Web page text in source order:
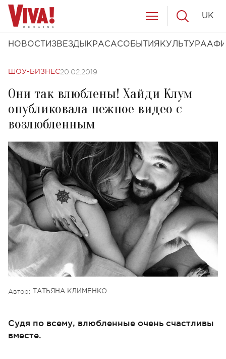
НОВОСТИ ЗВЕЗДЫ КРАСАСОБЫТИЯ КУЛЬТУРА
UK
ШОУ-БИЗНЕС20.02.2019
Они так влюблены! Хайди Клум
опубликовала нежное видео с
возлюбленным
Автор: ТАТЬЯНА КЛИМЕНКО
Судя по всему, влюбленные очень счастливы
вместе.